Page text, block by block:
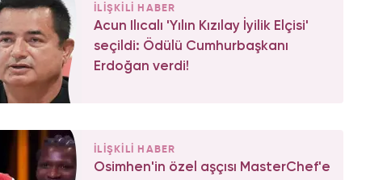
İLİŞKİLİ HABER
Acun Ilıcalı 'Yılın Kızılay İyilik Elçisi'
seçildi: Ödülü Cumhurbaşkanı
Erdoğan verdi!
İLİŞKİLİ HABER
Osimhen'in özel aşçısı MasterChef'e